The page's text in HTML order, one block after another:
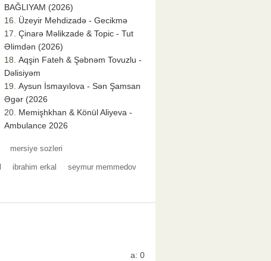
BAĞLIYAM (2026)
Üzeyir Mehdizadə - Gecikmə
Çinarə Məlikzade & Topic - Tut
Əlimdən (2026)
Aqşin Fateh & Şəbnəm Tovuzlu -
Dəlisiyəm
Aysun İsmayılova - Sən Şamsan
Əgər (2026
Memişhkhan & Könül Aliyeva -
Ambulance 2026
mersiye sozleri
ibrahim erkal seymur memmedov
a: 0